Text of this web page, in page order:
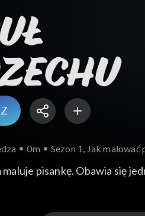
0m Sezon 1, Jak malować
maluje pisankę. Obawia się